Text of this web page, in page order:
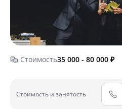
Стоимость35 000 - 80 000 ₽
Cтоимость и занятость